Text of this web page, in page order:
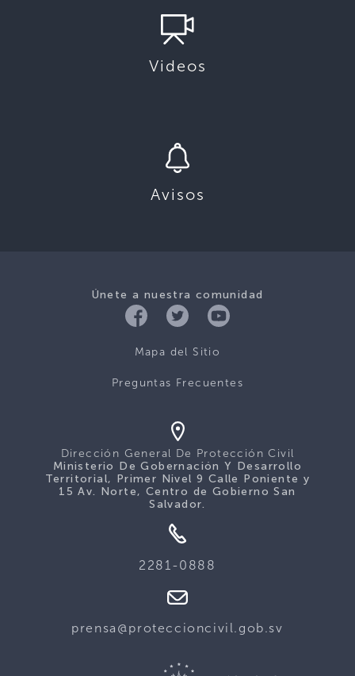
Videos
Avisos
Únete a nuestra comunidad
Mapa del Sitio
Preguntas Frecuentes
Dirección General De Protección Civil
Ministerio De Gobernación Y Desarrollo
Territorial, Primer Nivel 9 Calle Poniente y
15 Av. Norte, Centro de Gobierno San
Salvador.
2281-0888
prensa@proteccioncivil.gob.sv